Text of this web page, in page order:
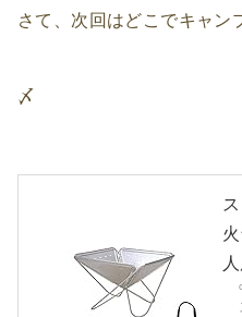
さて、次回はどこでキャン
〆